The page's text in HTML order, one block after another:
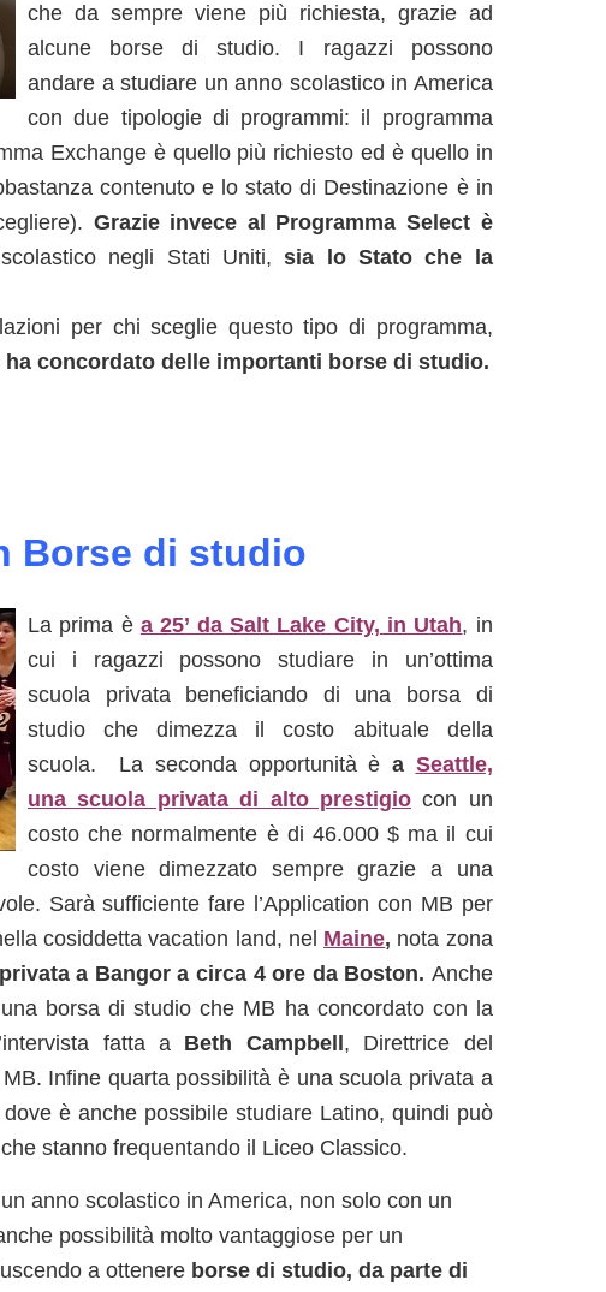
che da sempre viene più richiesta, grazie ad
alcune borse di studio. I ragazzi possono
andare a studiare un anno scolastico in America
con due tipologie di programmi: il programma
Exchange è quello più richiesto ed è quello in
contenuto e lo stato di Destinazione è in
Grazie invece al Programma Select è
negli Stati Uniti,sia lo Stato che la
per chi sceglie questo tipo di programma,
ha concordato delle importanti borse di studio.
Borse di studio
La prima è a 25’ da Salt Lake City, in Utah, in
cui i ragazzi possono studiare in un’ottima
scuola privata beneficiando di una borsa di
studio che dimezza il costo abituale della
scuola. La seconda opportunità è a Seattle,
una scuola privata di alto prestigiocon un
costo che normalmente è di 46.000 $ ma il cui
costo viene dimezzato sempre grazie a una
Sarà sufficiente fare l’Application con MB per
cosiddetta vacation land, nel Maine, nota zona
a Bangor a circa 4 ore da Boston. Anche
borsa di studio che MB ha concordato con la
l’intervista fatta a Beth Campbell , Direttrice del
Infine quarta possibilità è una scuola privata a
è anche possibile studiare Latino, quindi può
stanno frequentando il Liceo Classico.
anno scolastico in America, non solo con un
possibilità molto vantaggiose per un
a ottenere borse di studio, da parte di